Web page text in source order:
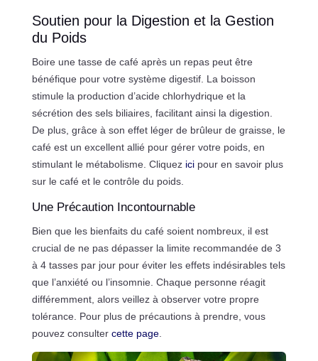
Soutien pour la Digestion et la Gestion
du Poids
Boire une tasse de café après un repas peut être
bénéfique pour votre système digestif. La boisson
stimule la production d’acide chlorhydrique et la
sécrétion des sels biliaires, facilitant ainsi la digestion.
De plus, grâce à son effet léger de brûleur de graisse, le
café est un excellent allié pour gérer votre poids, en
stimulant le métabolisme. Cliquez icipour en savoir plus
sur le café et le contrôle du poids.
Une Précaution Incontournable
Bien que les bienfaits du café soient nombreux, il est
crucial de ne pas dépasser la limite recommandée de 3
à 4 tasses par jour pour éviter les effets indésirables tels
que l’anxiété ou l’insomnie. Chaque personne réagit
différemment, alors veillez à observer votre propre
tolérance. Pour plus de précautions à prendre, vous
pouvez consulter cette page.